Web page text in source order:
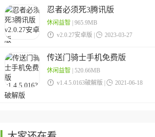
忍者必须死3腾讯版
休闲益智 | 965.9MB
 v2.0.27安卓版 |  2023-03-27
传送门骑士手机免费版
休闲益智 | 520.66MB
 v1.4.5.0163破解版 |  2021-06-18